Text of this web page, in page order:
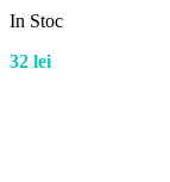
In Stoc
32 lei